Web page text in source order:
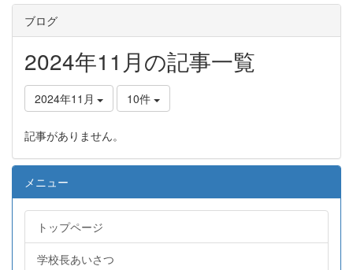
ブログ
2024年11月の記事一覧
2024年11月 10件
記事がありません。
メニュー
トップページ
学校長あいさつ